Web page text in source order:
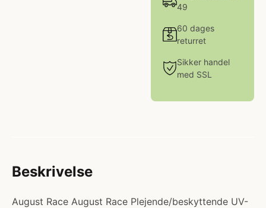
49
60 dages
returret
Sikker handel
med SSL
Beskrivelse
August Race August Race Plejende/beskyttende UV-